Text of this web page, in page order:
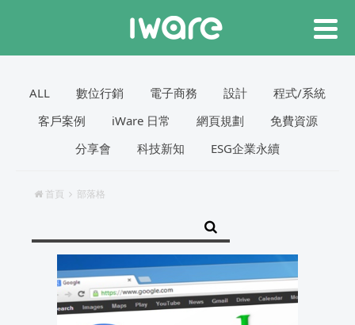
ALL 數位行銷 電子商務 設計
程式/系統
客戶案例
iWare 日常 網頁規劃
免費資源
分享會
科技新知 ESG企業永續
首頁 部落格